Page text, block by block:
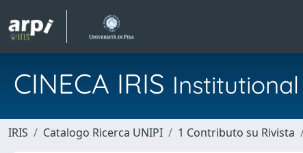
CINECA IRIS
IRIS Catalogo Ricerca UNIPI 1 Contributo su Rivista